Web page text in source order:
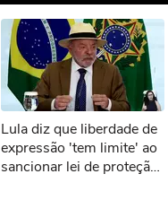
Não foi
Tentar
Lula diz que liberdade de
expressão 'tem limite' ao
sancionar lei de proteção